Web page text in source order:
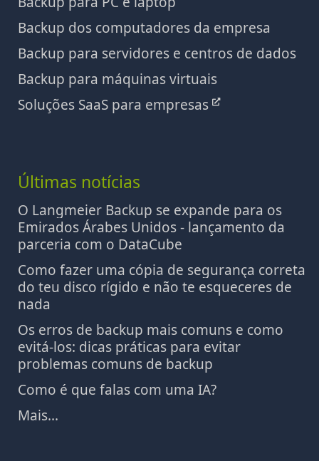
Backup dos computadores da empresa
Backup para servidores e centros de dados
Backup para máquinas virtuais
Soluções SaaS para empresas
Últimas notícias
O Langmeier Backup se expande para os
Emirados Árabes Unidos - lançamento da
parceria com o DataCube
Como fazer uma cópia de segurança correta
do teu disco rígido e não te esqueceres de
nada
Os erros de backup mais comuns e como
evitá-los: dicas práticas para evitar
problemas comuns de backup
Como é que falas com uma IA?
Mais...